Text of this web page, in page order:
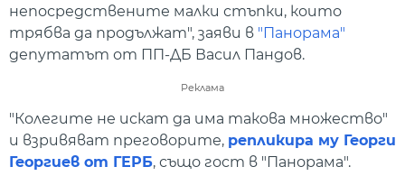
непосредствените малки стъпки, които
трябва да продължат", заяви в "Панорама"
депутатът от ПП-ДБ Васил Пандов.
Реклама
"Колегите не искат да има такова множество"
и взривяват преговорите, репликира му Георги
Георгиев от ГЕРБ, също гост в "Панорама".